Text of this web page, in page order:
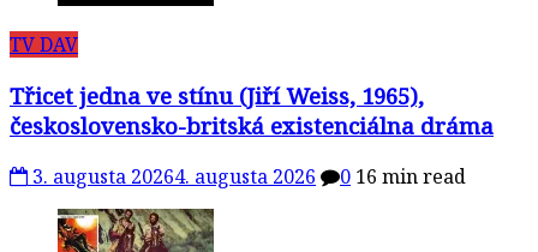
TV DAV
Třicet jedna ve stínu (Jiří Weiss, 1965),
československo-britská existenciálna dráma
3. augusta 20264. augusta 2026 0 16 min read